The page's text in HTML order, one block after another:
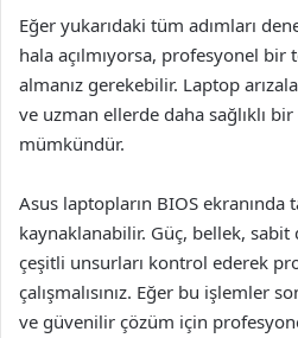
Eğer yukarıdaki tüm adımları
hala açılmıyorsa, profesyonel bir
almanız gerekebilir. Laptop
ve uzman ellerde daha sağlıklı
mümkündür.
Asus laptopların BIOS ekranında
kaynaklanabilir. Güç, bellek, sabit
çeşitli unsurları kontrol ederek
çalışmalısınız. Eğer bu işlemler
ve güvenilir çözüm için